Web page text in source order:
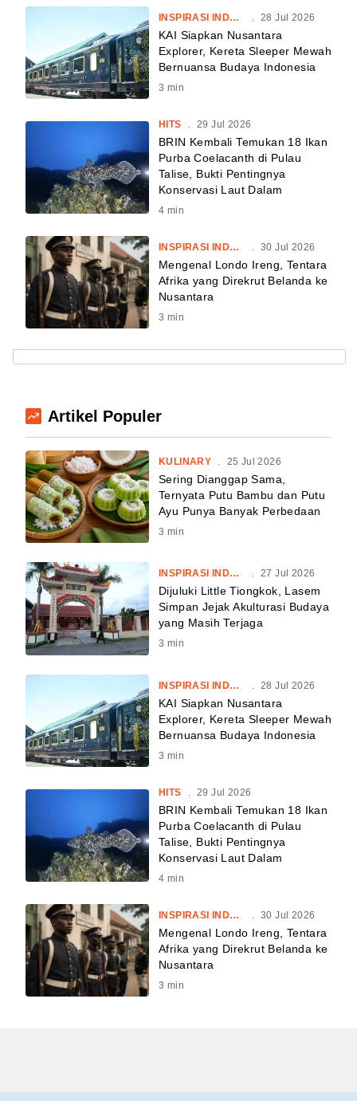
INSPIRASI INDONESIA 28 Jul 2026
KAI Siapkan Nusantara
Explorer, Kereta Sleeper Mewah
Bernuansa Budaya Indonesia
3 min
HITS 29 Jul 2026
BRIN Kembali Temukan 18 Ikan
Purba Coelacanth di Pulau
Talise, Bukti Pentingnya
Konservasi Laut Dalam
4 min
INSPIRASI INDONESIA . 30 Jul 2026
Mengenal Londo Ireng, Tentara
Afrika yang Direkrut Belanda ke
Nusantara
3 min
Artikel Populer
KULINARY . 25 Jul 2026
Sering Dianggap Sama,
Ternyata Putu Bambu dan Putu
Ayu Punya Banyak Perbedaan
3 min
INSPIRASI INDONESIA . 27 Jul 2026
Dijuluki Little Tiongkok, Lasem
Simpan Jejak Akulturasi Budaya
yang Masih Terjaga
3 min
INSPIRASI INDONESIA 28 Jul 2026
KAI Siapkan Nusantara
Explorer, Kereta Sleeper Mewah
Bernuansa Budaya Indonesia
3 min
HITS 29 Jul 2026
BRIN Kembali Temukan 18 Ikan
Purba Coelacanth di Pulau
Talise, Bukti Pentingnya
Konservasi Laut Dalam
4 min
INSPIRASI INDONESIA . 30 Jul 2026
Mengenal Londo Ireng, Tentara
Afrika yang Direkrut Belanda ke
Nusantara
3 min